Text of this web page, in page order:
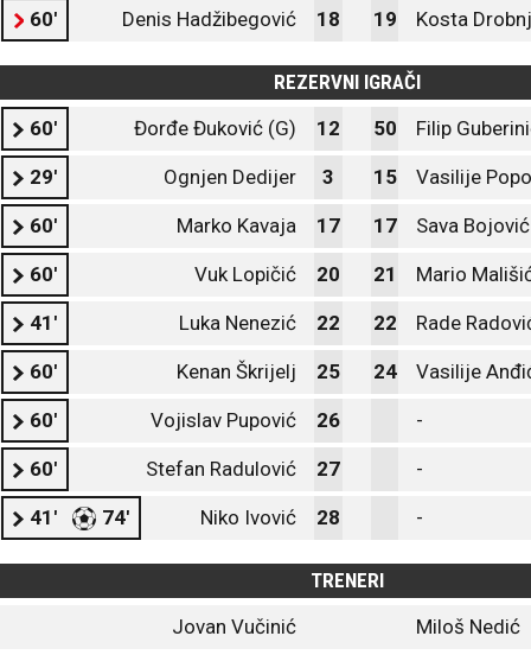
60' Denis Hadžibegović 18 19 Kosta
REZERVNI IGRAČI
60'
Đorđe Đuković (G) 12 50 Filip
29' Ognjen Dedijer 3 15 Vasilije
60' Marko Kavaja 17 17 Sava Bojović
60' Vuk Lopičić 20 21 Mario
41' Luka Nenezić 22 22 Rade
60' Kenan Škrijelj 25 24 Vasilije
60' Vojislav Pupović 26 -
60' Stefan Radulović 27 -
41' 74' Niko Ivović 28 -
TRENERI
Jovan Vučinić
Miloš Nedić